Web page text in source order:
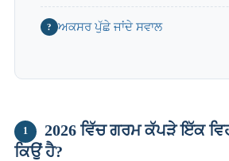
? ਅਕਸਰ ਪੁੱਛੇ ਜਾਂਦੇ ਸਵਾਲ
1
2026 ਵਿੱਚ ਗਰਮ ਕੱਪੜੇ ਇੱਕ
ਕਿਉਂ ਹੈ?